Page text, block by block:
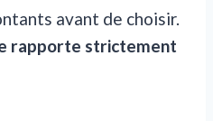
avant de choisir.
rapporte strictement